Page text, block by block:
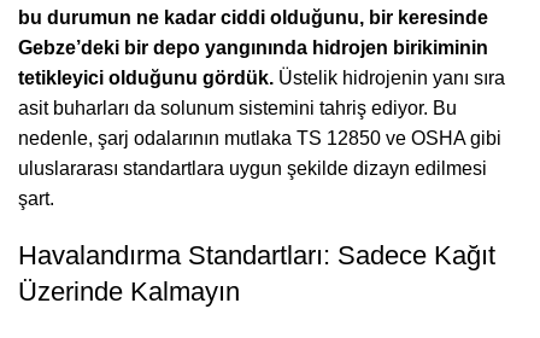
bu durumun ne kadar ciddi olduğunu, bir keresinde
Gebze’deki bir depo yangınında hidrojen birikiminin
tetikleyici olduğunu gördük. Üstelik hidrojenin yanı sıra
asit buharları da solunum sistemini tahriş ediyor. Bu
nedenle, şarj odalarının mutlaka TS 12850 ve OSHA gibi
uluslararası standartlara uygun şekilde dizayn edilmesi
şart.
Havalandırma Standartları: Sadece Kağıt
Üzerinde Kalmayın